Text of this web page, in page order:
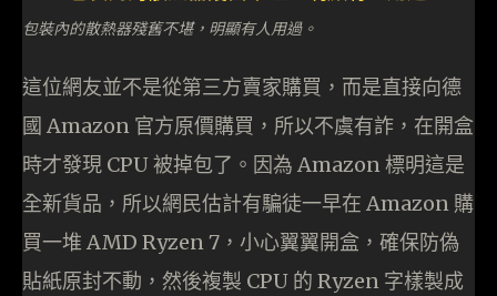
包裝內的散熱器殘舊不堪，明顯有人用過。
這位網友並不是從第三方賣家購買，而是直接向德
國 Amazon 官方原價購買，所以不虞有詐，在開盒
時才發現 CPU 被掉包了。因為 Amazon 標明這是
全新貨品，所以網民估計有騙徒一早在 Amazon 購
買一堆 AMD Ryzen 7，小心翼翼開盒，確保防偽
貼紙原封不動，然後複製 CPU 的 Ryzen 字樣製成